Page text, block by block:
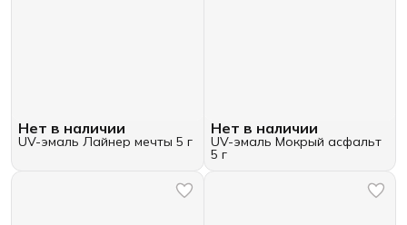
Нет в наличии
UV-эмаль Лайнер мечты 5 г
Нет в наличии
UV-эмаль Мокрый асфальт
5 г